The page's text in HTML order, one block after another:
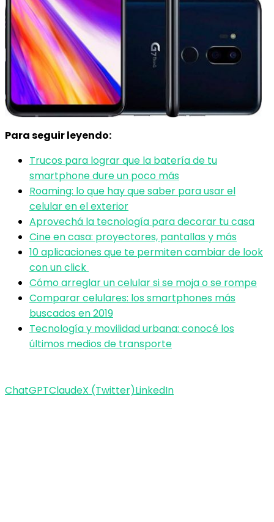
Para seguir leyendo:
Trucos para lograr que la batería de tu
smartphone dure un poco más
Roaming: lo que hay que saber para usar el
celular en el exterior
Aprovechá la tecnología para decorar tu casa
Cine en casa: proyectores, pantallas y más
10 aplicaciones que te permiten cambiar de look
con un click
Cómo arreglar un celular si se moja o se rompe
Comparar celulares: los smartphones más
buscados en 2019
Tecnología y movilidad urbana: conocé los
últimos medios de transporte
ChatGPTClaudeX (Twitter)LinkedIn